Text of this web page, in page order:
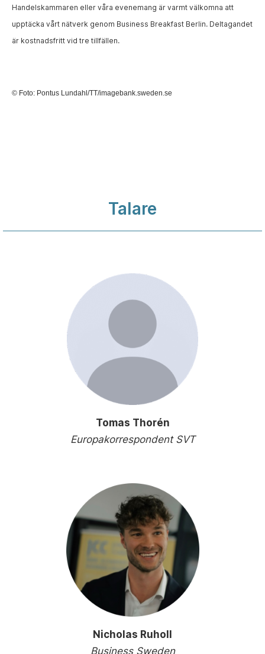
Handelskammaren eller våra evenemang är varmt välkomna att
upptäcka vårt nätverk genom Business Breakfast Berlin. Deltagandet
är kostnadsfritt vid tre tillfällen.
© Foto: Pontus Lundahl/TT/imagebank.sweden.se
Talare
Tomas Thorén
Europakorrespondent SVT
Nicholas Ruholl
Business Sweden